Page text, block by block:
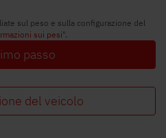
sul peso e sulla configurazione del
sui pesi".
passo
del veicolo